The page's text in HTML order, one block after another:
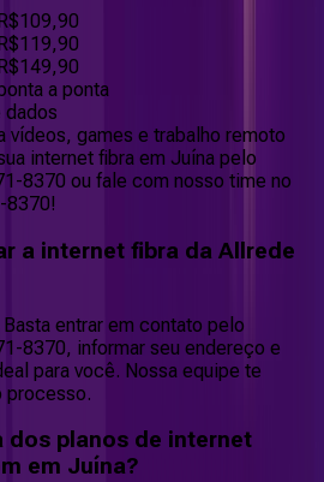
a ponta
dados
vídeos, games e trabalho remoto
internet fibra em Juína pelo
8370 ou fale com nosso time no
8370!
a internet fibra da Allrede
entrar em contato pelo
8370, informar seu endereço e
para você. Nossa equipe te
processo.
dos planos de internet
em Juína?